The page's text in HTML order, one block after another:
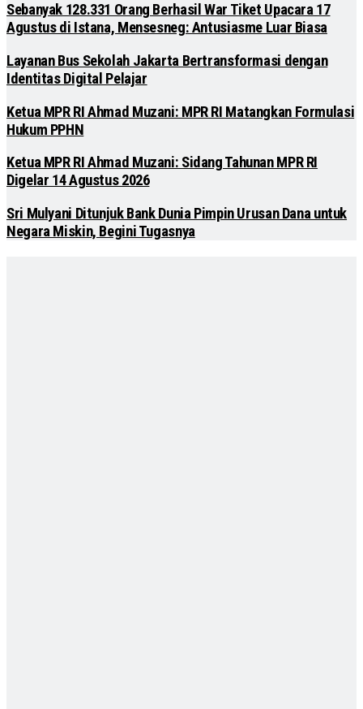
Sebanyak 128.331 Orang Berhasil War Tiket Upacara 17
Agustus di Istana, Mensesneg: Antusiasme Luar Biasa
Layanan Bus Sekolah Jakarta Bertransformasi dengan
Identitas Digital Pelajar
Ketua MPR RI Ahmad Muzani: MPR RI Matangkan Formulasi
Hukum PPHN
Ketua MPR RI Ahmad Muzani: Sidang Tahunan MPR RI
Digelar 14 Agustus 2026
Sri Mulyani Ditunjuk Bank Dunia Pimpin Urusan Dana untuk
Negara Miskin, Begini Tugasnya